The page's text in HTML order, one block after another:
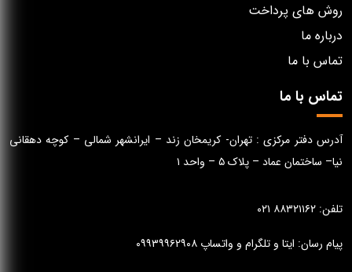
روش های پرداخت
درباره ما
تماس با ما
تماس با ما
آدرس دفتر مرکزی : تهران- کریمخان زند – ایرانشهر شمالی – کوچه دهقانی
نیا– ساختمان عماد – پلاک ۵ – واحد ۱
تلفن: ۸۸۳۲۱۱۶۲ ۰۲۱
پیام رسان: ایتا و تلگرام و واتساپ ۰۹۹۳۹۹۶۲۹۰۸